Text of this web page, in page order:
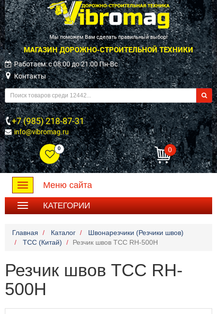
Мы поможем Вам сделать правильный выбор!
МАГАЗИН ДОРОЖНО-СТРОИТЕЛЬНОЙ ТЕХНИКИ
Работаем: c 08:00 до 21:00 Пн-Вс
Контакты
+7 (985) 218-87-31
info@vibromag.ru
0 0
Toggle
navigation
Меню сайта
КАТЕГОРИИ
Главная Каталог
Швонарезчики (Резчики швов)
TCC (Китай)
Резчик швов ТСС RH-500H
Резчик швов ТСС RH-
500H